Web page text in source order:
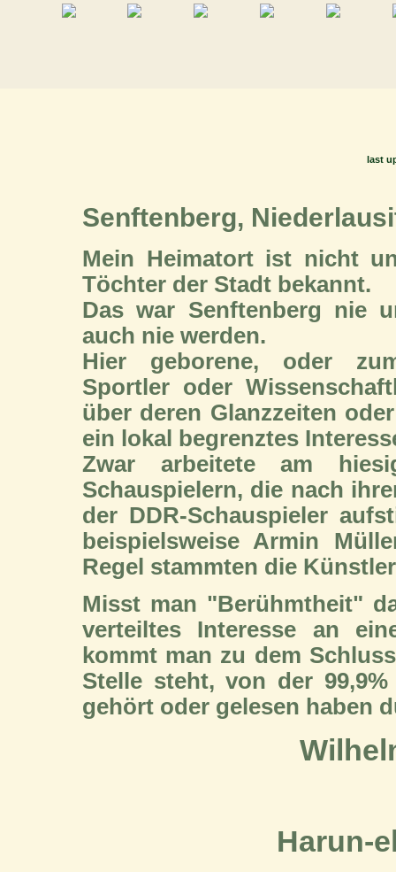
last
Senftenberg,
Mein Heimatort ist nicht
Töchter der Stadt bekannt.
Das war Senftenberg nie
auch nie werden.
Hier geborene, oder
Sportler oder
über deren Glanzzeiten
ein lokal begrenztes
Zwar arbeitete am
Schauspielern, die nach
der DDR-Schauspieler
beispielsweise Armin
Regel stammten die
Misst man "Berühmtheit"
verteiltes Interesse an
kommt man zu dem
Stelle steht, von der
gehört oder gelesen haben
Harun-